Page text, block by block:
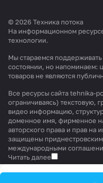
© 2026 Техника потока
На информационном
технологии.
Мы стараемся
состоянии, но напоминаем:
товаров не являются
Все ресурсы сайта tehnika-
ограничиваясь) текстовую,
видео информацию,
доменное имя, фирменное
авторского права и прав на
защищены приднестровским
международными
Читать далее